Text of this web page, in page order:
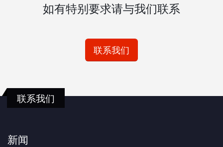
如有特别要求请与我们联系
联系我们
联系我们
新闻